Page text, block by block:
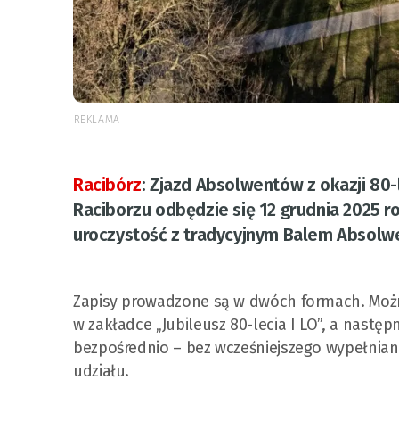
REKLAMA
Racibórz:Zjazd Absolwentów z okazji
Raciborzu odbędzie się 12 grudnia 2025
uroczystość z tradycyjnym Balem
Zapisy prowadzone są w dwóch formach.
w zakładce „Jubileusz 80-lecia I LO”, a
bezpośrednio – bez wcześniejszego
udziału.